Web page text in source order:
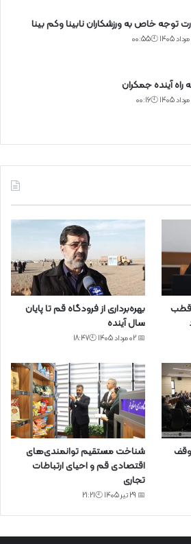
توجه خاص به ورزشکاران نابینا وکم بینا
راه آینده جمکران
قطب
بهره‌برداری از فرودگاه قم تا پایان
سال آینده
📅 02 مرداد 1405 🕙18:47
شناخت مستقیم توانمندی‌های
اقتصادی قم و احیای ارتباطات
تجاری
📅 29 تیر 1405 🕙21:21